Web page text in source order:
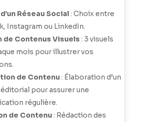
Réseau Social: Choix entre
Instagram ou LinkedIn.
de Contenus Visuels : 3 visuels
mois pour illustrer vos
de Contenu: Élaboration d’un
pour assurer une
régulière.
de Contenu: Rédaction des